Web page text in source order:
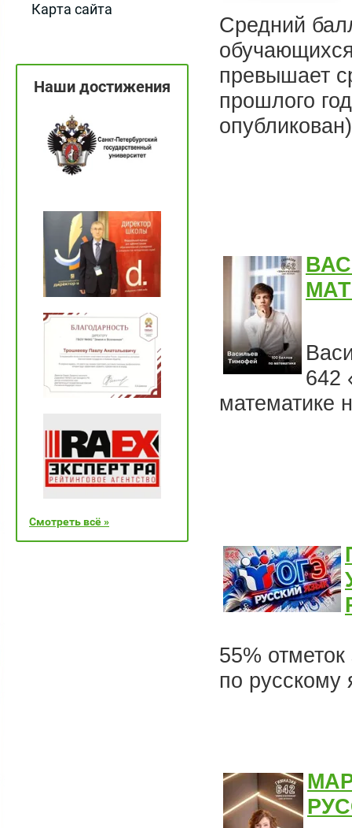
Карта сайта
Наши достижения
Смотреть всё »
Средний
превышает
прошлого
642
математике
55%
по русскому